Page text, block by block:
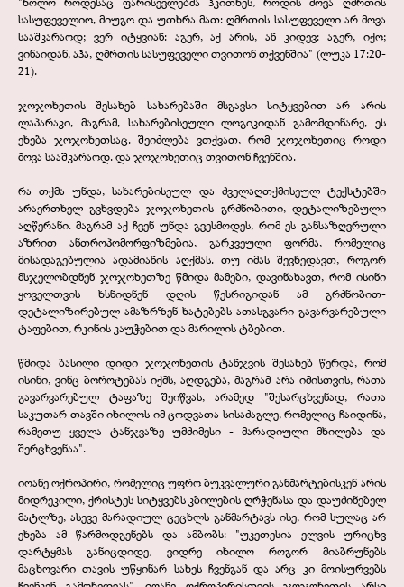
სასუფეველიო, მიუგო და უთხრა მათ: ღმრთის სასუფეველი არ მოვა
სააშკარაოდ; ვერ იტყვიან: აგერ, აქ არის, ან კიდევ: აგერ, იქო;
ვინაიდან, აჰა, ღმრთის სასუფეველი თვითონ თქვენშია" (ლუკა 17:20-
21).
ჯოჯოხეთის შესახებ სახარებაში მსგავსი სიტყვებით არ არის
ლაპარაკი, მაგრამ, სახარებისეული ლოგიკიდან გამომდინარე, ეს
ეხება ჯოჯოხეთსაც. შეიძლება ვთქვათ, რომ ჯოჯოხეთიც როდი
მოვა სააშკარაოდ. და ჯოჯოხეთიც თვითონ ჩვენშია.
რა თქმა უნდა, სახარებისეულ და ძველაღთქმისეულ ტექსტებში
არაერთხელ გვხვდება ჯოჯოხეთის გრძნობითი, დეტალიზებული
აღწერანი. მაგრამ აქ ჩვენ უნდა გვესმოდეს, რომ ეს განსაზღვრული
აზრით ანთროპომორფიზმებია, გარკვეული ფორმა, რომელიც
მისადაგებულია ადამიანის აღქმას. თუ იმას შევხედავთ, როგორ
მსჯელობდნენ ჯოჯოხეთზე წმიდა მამები, დავინახავთ, რომ ისინი
ყოველთვის ხსნიდნენ დღის წესრიგიდან ამ გრძნობით-
დეტალიზირებულ ამაზრზენ ხატებებს ათასგვარი გავარვარებული
ტაფებით, რკინის კაუჭებით და მარილის ტბებით.
წმიდა ბასილი დიდი ჯოჯოხეთის ტანჯვის შესახებ წერდა, რომ
ისინი, ვინც ბოროტებას იქმს, აღდგება, მაგრამ არა იმისთვის, რათა
გავარვარებულ ტაფაზე შეიწვას, არამედ "შესარცხვენად, რათა
საკუთარ თავში იხილოს იმ ცოდვათა სისაძაგლე, რომელიც ჩაიდინა,
რამეთუ ყველა ტანჯვაზე უმძიმესი - მარადიული მხილება და
შერცხვენაა".
იოანე ოქროპირი, რომელიც უფრო ბუკვალური განმარტებისკენ არის
მიდრეკილი, ქრისტეს სიტყვებს კბილების ღრჭენასა და დაუძინებელ
მატლზე, ასევე მარადიულ ცეცხლს განმარტავს ისე, რომ სულაც არ
ეხება ამ წარმოდგენებს და ამბობს: "უკეთესია ელვის ურიცხვ
დარტყმას განიცდიდე, ვიდრე იხილო როგორ მიაბრუნებს
მაცხოვარი თავის უწყინარ სახეს ჩვენგან და არც კი მოისურვებს